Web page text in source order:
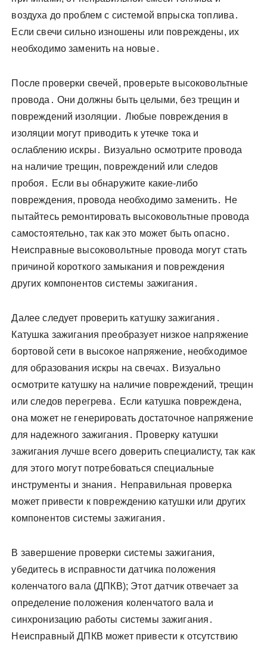
воздуха до проблем с системой впрыска топлива․
Если свечи сильно изношены или повреждены, их
необходимо заменить на новые․
После проверки свечей, проверьте высоковольтные
провода․ Они должны быть целыми, без трещин и
повреждений изоляции․ Любые повреждения в
изоляции могут приводить к утечке тока и
ослаблению искры․ Визуально осмотрите провода
на наличие трещин, повреждений или следов
пробоя․ Если вы обнаружите какие-либо
повреждения, провода необходимо заменить․ Не
пытайтесь ремонтировать высоковольтные провода
самостоятельно, так как это может быть опасно․
Неисправные высоковольтные провода могут стать
причиной короткого замыкания и повреждения
других компонентов системы зажигания․
Далее следует проверить катушку зажигания․
Катушка зажигания преобразует низкое напряжение
бортовой сети в высокое напряжение, необходимое
для образования искры на свечах․ Визуально
осмотрите катушку на наличие повреждений, трещин
или следов перегрева․ Если катушка повреждена,
она может не генерировать достаточное напряжение
для надежного зажигания․ Проверку катушки
зажигания лучше всего доверить специалисту, так как
для этого могут потребоваться специальные
инструменты и знания․ Неправильная проверка
может привести к повреждению катушки или других
компонентов системы зажигания․
В завершение проверки системы зажигания,
убедитесь в исправности датчика положения
коленчатого вала (ДПКВ); Этот датчик отвечает за
определение положения коленчатого вала и
синхронизацию работы системы зажигания․
Неисправный ДПКВ может привести к отсутствию